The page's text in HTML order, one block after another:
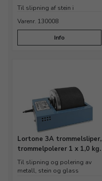
Til slipning af stein i
Varenr. 130008
Info
Lortone 3A trommelsliper,
trommelpolerer 1 x 1,0 kg.
Til slipning og polering av
metall, stein og glass